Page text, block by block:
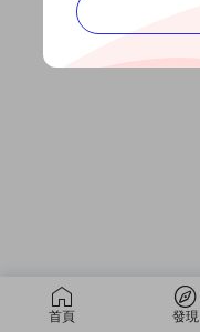
首頁 發現